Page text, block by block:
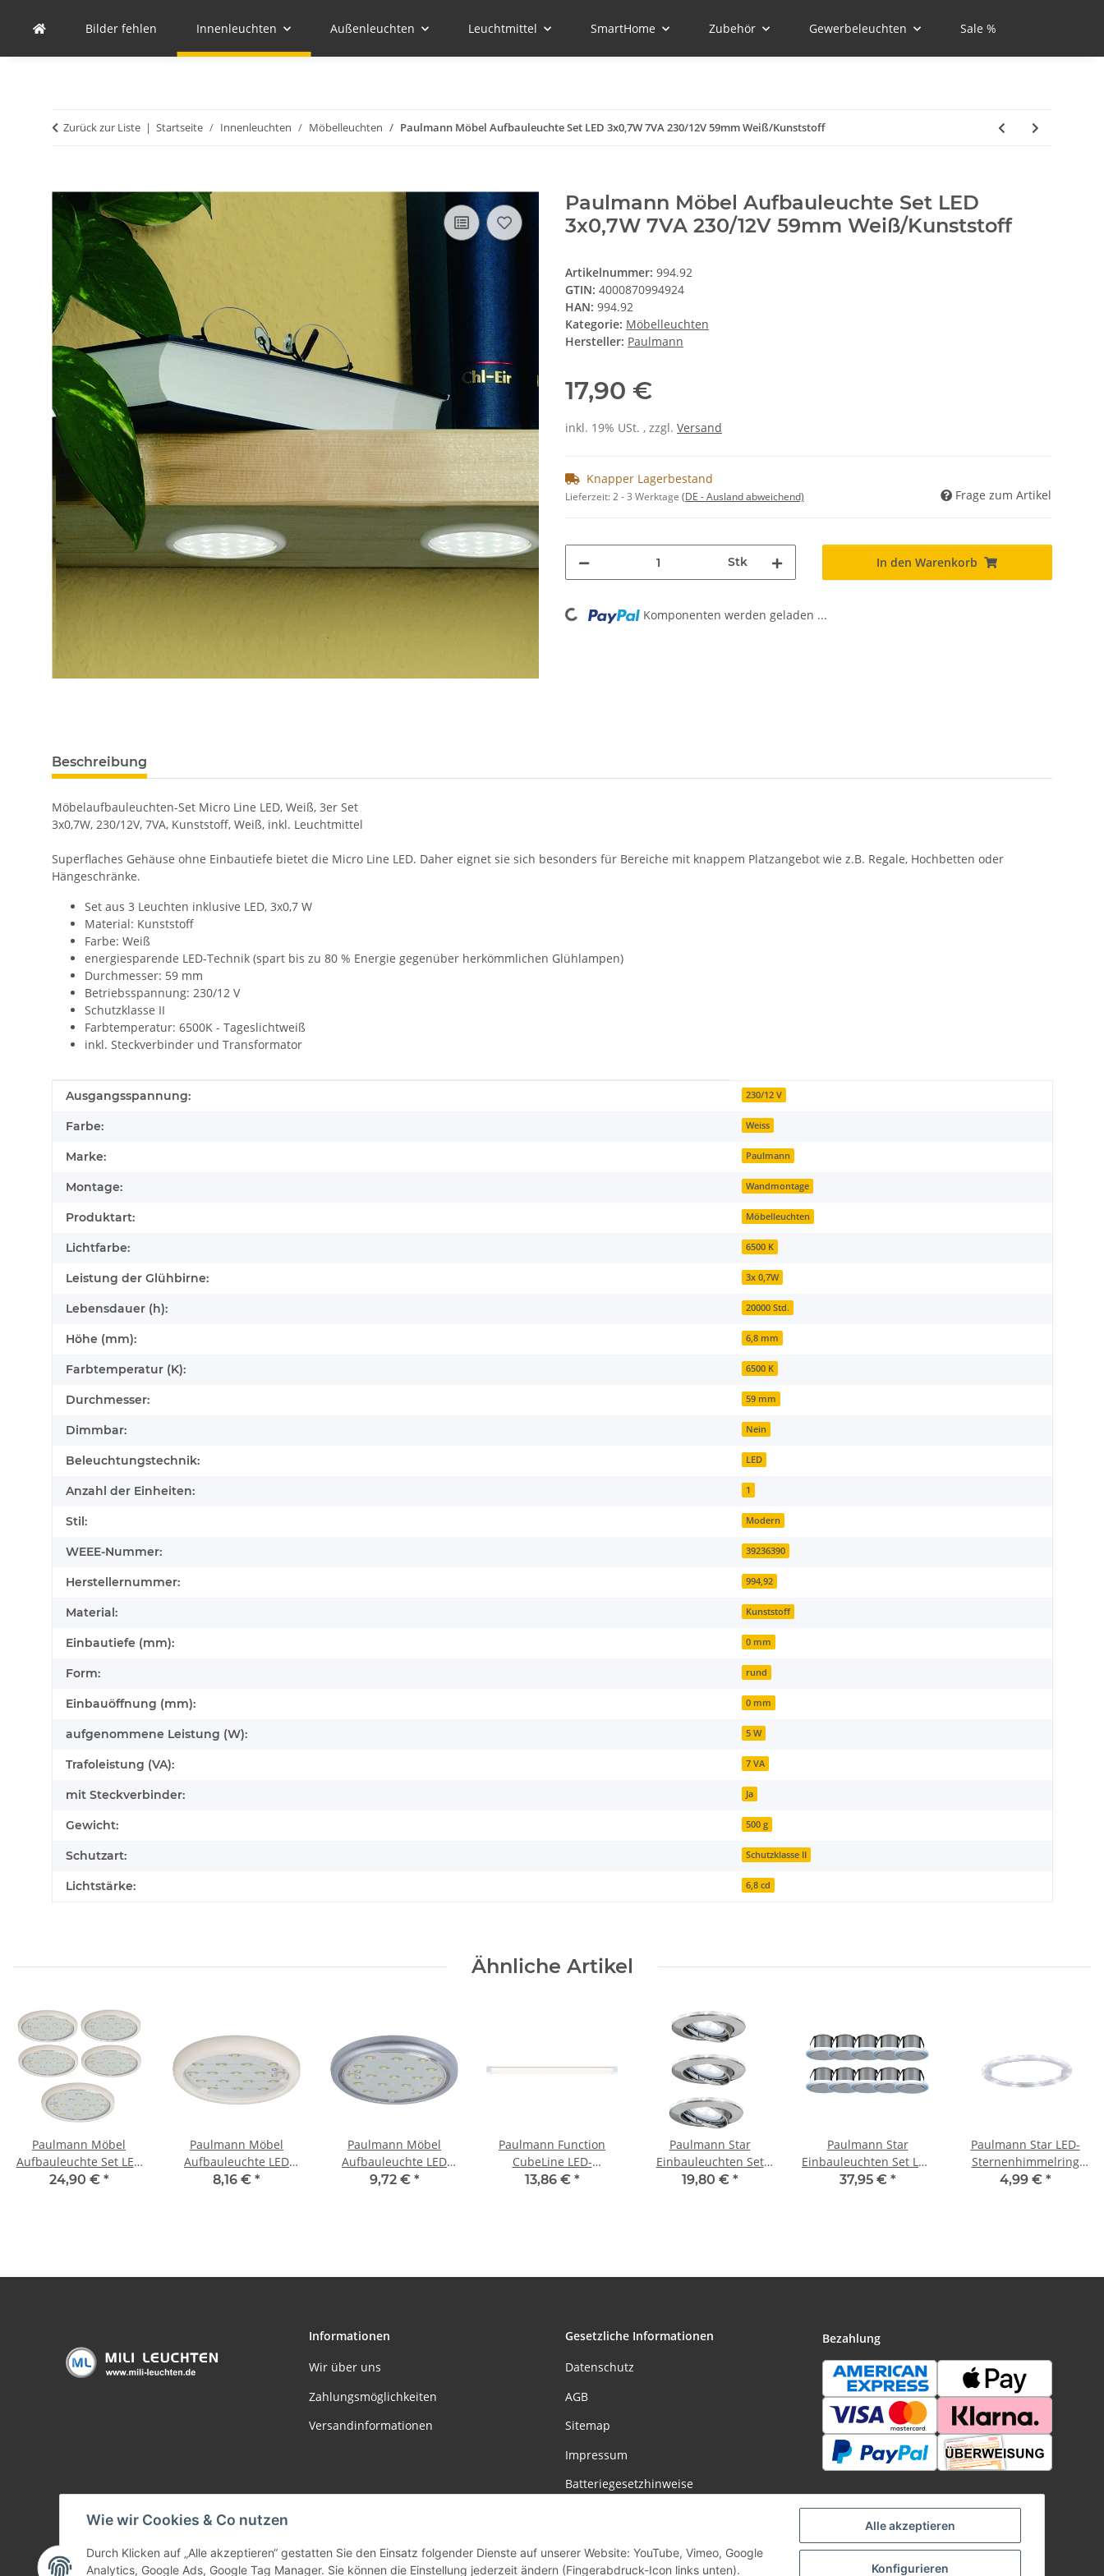
Alle akzeptieren
Konfigurieren
Wie wir Cookies & Co nutzen
Durch Klicken auf „Alle akzeptieren“ gestatten Sie den Einsatz folgender Dienste auf unserer Website: YouTube, Vimeo, Google
Analytics, Google Ads, Google Tag Manager. Sie können die Einstellung jederzeit ändern (Fingerabdruck-Icon links unten).
Bilder fehlen Innenleuchten Außenleuchten Leuchtmittel SmartHome Zubehör Gewerbeleuchten Sale %
Zurück zur Liste Startseite Innenleuchten Möbelleuchten Paulmann Möbel Aufbauleuchte Set LED 3x0,7W 7VA 230/12V 59mm Weiß/Kunststoff
Paulmann Möbel Aufbauleuchte Set LED
3x0,7W 7VA 230/12V 59mm Weiß/Kunststoff
Artikelnummer: 994.92
GTIN: 4000870994924
HAN: 994.92
Kategorie: Möbelleuchten
Hersteller: Paulmann
17,90 €
inkl. 19% USt. , zzgl. Versand
Knapper Lagerbestand
Lieferzeit:2 - 3 Werktage (DE - Ausland abweichend) Frage zum Artikel
Stk In den Warenkorb
Loading... Komponenten werden geladen ...
Beschreibung
Möbelaufbauleuchten-Set Micro Line LED, Weiß, 3er Set
3x0,7W, 230/12V, 7VA, Kunststoff, Weiß, inkl. Leuchtmittel
Superflaches Gehäuse ohne Einbautiefe bietet die Micro Line LED. Daher eignet sie sich besonders für Bereiche mit knappem Platzangebot wie z.B. Regale, Hochbetten oder
Hängeschränke.
Set aus 3 Leuchten inklusive LED, 3x0,7 W
Material: Kunststoff
Farbe: Weiß
energiesparende LED-Technik (spart bis zu 80 % Energie gegenüber herkömmlichen Glühlampen)
Durchmesser: 59 mm
Betriebsspannung: 230/12 V
Schutzklasse II
Farbtemperatur: 6500K - Tageslichtweiß
inkl. Steckverbinder und Transformator
Produkteigenschaft
Wert
Ausgangsspannung: 230/12 V
Farbe: Weiss
Marke: Paulmann
Montage: Wandmontage
Produktart: Möbelleuchten
Lichtfarbe: 6500 K
Leistung der Glühbirne: 3x 0,7W
Lebensdauer (h): 20000 Std.
Höhe (mm): 6,8 mm
Farbtemperatur (K): 6500 K
Durchmesser: 59 mm
Dimmbar: Nein
Beleuchtungstechnik: LED
Anzahl der Einheiten: 1
Stil: Modern
WEEE-Nummer: 39236390
Herstellernummer: 994,92
Material: Kunststoff
Einbautiefe (mm): 0 mm
Form: rund
Einbauöffnung (mm): 0 mm
aufgenommene Leistung (W): 5 W
Trafoleistung (VA): 7 VA
mit Steckverbinder: Ja
Gewicht: 500 g
Schutzart: Schutzklasse II
Lichtstärke: 6,8 cd
Ähnliche Artikel
Paulmann Möbel
Aufbauleuchte Set LED
5x1,22W 12VA 230/12V
24,90 € *
Paulmann Möbel
Aufbauleuchte LED
1x1,22W 12V 59mm
8,16 € *
Paulmann Möbel
Aufbauleuchte LED
1x1,22W 12V 59mm
9,72 € *
Paulmann Function
CubeLine LED-
Lichtleiste 5,5W LED
13,86 € *
Paulmann Star
Einbauleuchten Set
schwenkbar mit LED
19,80 € *
Paulmann Star
Einbauleuchten Set LED
Saturn 10x0,16W 12VA
37,95 € *
Paulmann Star LED-
Sternenhimmelring
Shine 6500K für
4,99 € *
Informationen
Wir über uns
Zahlungsmöglichkeiten
Versandinformationen
Gesetzliche Informationen
Datenschutz
AGB
Sitemap
Impressum
Batteriegesetzhinweise
Bezahlung
Vertrag widerrufen